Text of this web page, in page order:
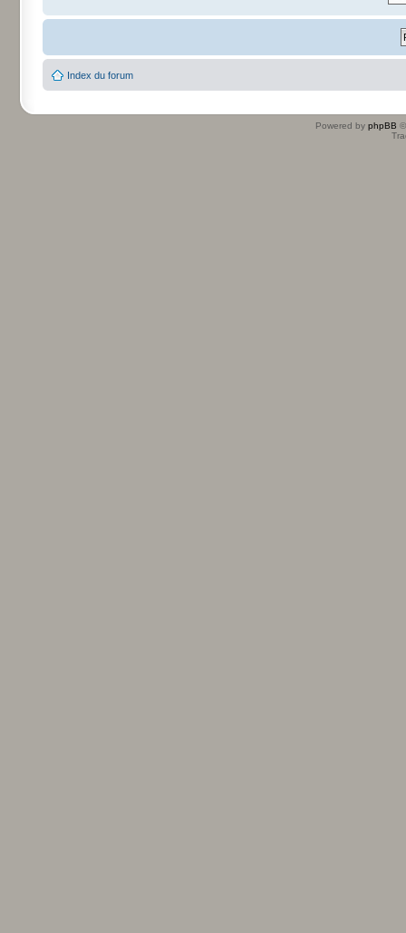
Index du forum
Powered by phpBB